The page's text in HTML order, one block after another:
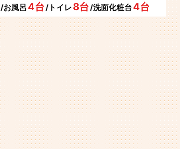
/お風呂 4台/トイレ 8台/洗面化粧台 4台